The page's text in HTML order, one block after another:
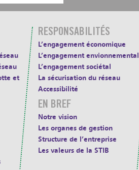
et
RESPONSABILITÉS
L’engagement économique
L’engagement envionnemental
L’engagement sociétal
La sécurisation du réseau
Accessibilité
EN BREF
Notre vision
Les organes de gestion
Structure de l’entreprise
Les valeurs de la STIB